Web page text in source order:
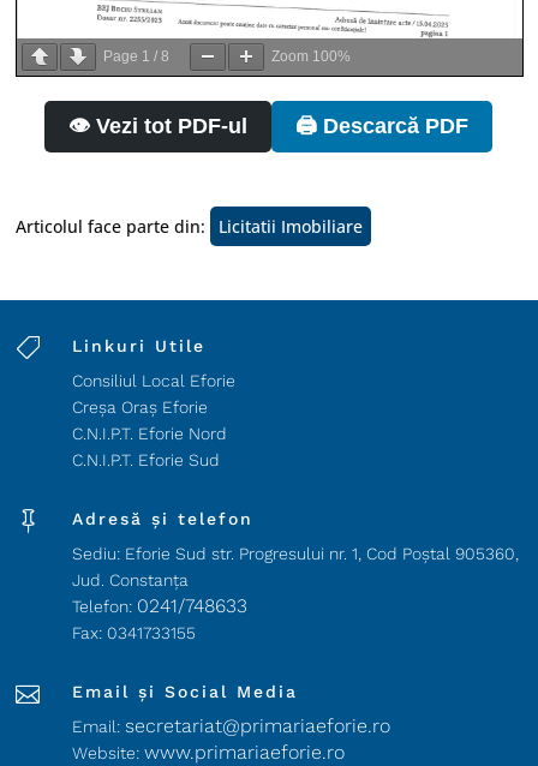
Page 1 /8 Zoom 100%
👁️ Vezi tot PDF-ul 🖨️ Descarcă PDF
Articolul face parte din: Licitatii Imobiliare

Linkuri Utile
Consiliul Local Eforie
Creșa Oraș Eforie
C.N.I.P.T. Eforie Nord
C.N.I.P.T. Eforie Sud

Adresă și telefon
Sediu: Eforie Sud str. Progresului nr. 1, Cod Poştal 905360,
Jud. Constanţa
Telefon: 0241/748633
Fax: 0341733155

Email și Social Media
Email:secretariat@primariaeforie.ro
Website:www.primariaeforie.ro